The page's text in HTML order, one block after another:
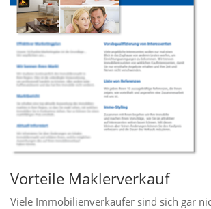
Vorteile Maklerverkauf
Viele Immobilienverkäufer sind sich gar